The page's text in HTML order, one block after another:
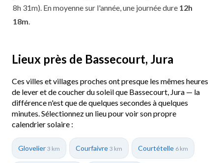
8h 31m). En moyenne sur l'année, une journée dure 12h
18m
Lieux près de Bassecourt, Jura
Ces villes et villages proches ont presque les mêmes heures
de lever et de coucher du soleil que Bassecourt, Jura — la
différence n'est que de quelques secondes à quelques
minutes. Sélectionnez un lieu pour voir son propre
calendrier solaire :
Glovelier 3 km Courfaivre 3 km Courtételle 6 km